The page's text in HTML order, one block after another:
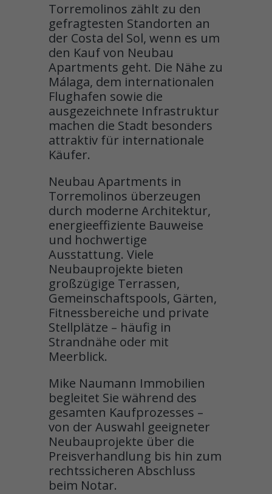
Torremolinos zählt zu den
gefragtesten Standorten an
der Costa del Sol, wenn es um
den Kauf von Neubau
Apartments geht. Die Nähe zu
Málaga, dem internationalen
Flughafen sowie die
ausgezeichnete Infrastruktur
machen die Stadt besonders
attraktiv für internationale
Käufer.
Neubau Apartments in
Torremolinos überzeugen
durch moderne Architektur,
energieeffiziente Bauweise
und hochwertige
Ausstattung. Viele
Neubauprojekte bieten
großzügige Terrassen,
Gemeinschaftspools, Gärten,
Fitnessbereiche und private
Stellplätze – häufig in
Strandnähe oder mit
Meerblick.
Mike Naumann Immobilien
begleitet Sie während des
gesamten Kaufprozesses –
von der Auswahl geeigneter
Neubauprojekte über die
Preisverhandlung bis hin zum
rechtssicheren Abschluss
beim Notar.